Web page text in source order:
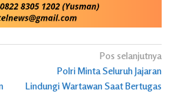
Pos selanjutnya
Polri Minta Seluruh Jajaran
Lindungi Wartawan Saat Bertugas